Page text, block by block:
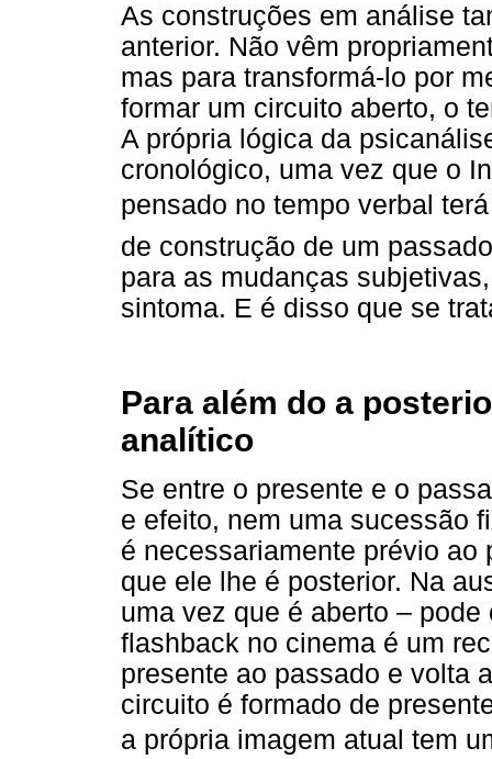
As construções em análise
anterior. Não vêm
mas para transformá-lo por
formar um circuito aberto, o
A própria lógica da
cronológico, uma vez que o
pensado no tempo verbal
de construção de um
para as mudanças
sintoma. E é disso que se
Para além do a
analítico
Se entre o presente e o
e efeito, nem uma sucessão
é necessariamente prévio ao
que ele lhe é posterior. Na
uma vez que é aberto –
flashback no cinema é um
presente ao passado e volta
circuito é formado de
a própria imagem atual tem